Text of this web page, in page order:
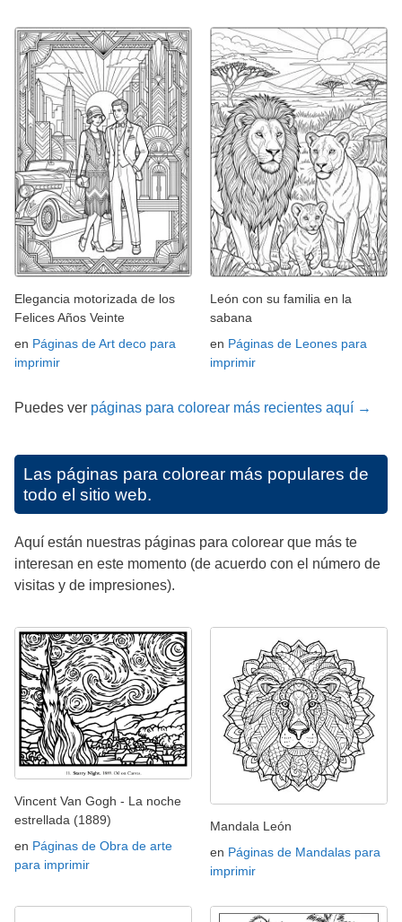
Elegancia motorizada de los
Felices Años Veinte
en Páginas de Art deco para
imprimir
León con su familia en la
sabana
en Páginas de Leones para
imprimir
Puedes ver páginas para colorear más recientes aquí →
Las páginas para colorear más populares de
todo el sitio web.
Aquí están nuestras páginas para colorear que más te
interesan en este momento (de acuerdo con el número de
visitas y de impresiones).
Vincent Van Gogh - La noche
estrellada (1889)
en Páginas de Obra de arte
para imprimir
Mandala León
en Páginas de Mandalas para
imprimir